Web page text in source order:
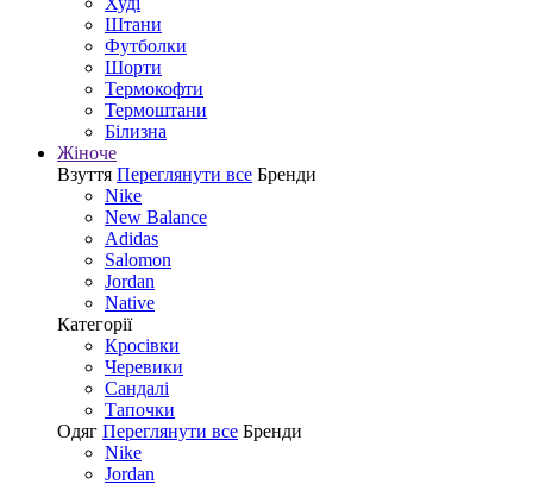
Штани
Футболки
Шорти
Термокофти
Термоштани
Білизна
Жіноче
Взуття Переглянути все Бренди
Nike
New Balance
Adidas
Salomon
Jordan
Native
Категорії
Кросівки
Черевики
Сандалі
Tапочки
Одяг Переглянути все Бренди
Nike
Jordan